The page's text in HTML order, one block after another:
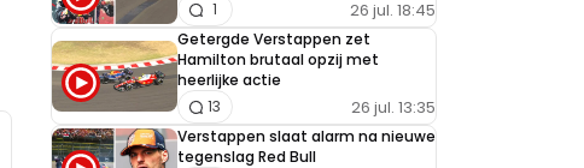
26 jul. 18:45
1
Getergde Verstappen zet
Hamilton brutaal opzij met
heerlijke actie
26 jul. 13:35
13
Verstappen slaat alarm na nieuwe
tegenslag Red Bull